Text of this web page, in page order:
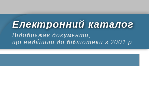
Електронний каталог
Відображає документи,
що надійшли до бібліотеки з 2001 р.